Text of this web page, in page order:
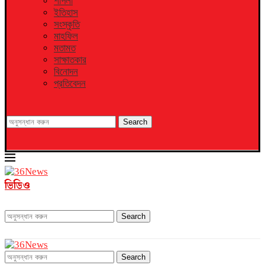
ইতিহাস
সংস্কৃতি
মাহফিল
মতামত
সাক্ষাতকার
বিনোদন
প্রতিবেদন
Search
ভিডিও
Search
Search